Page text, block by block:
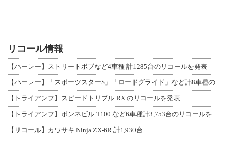
リコール情報
【ハーレー】ストリートボブなど4車種 計1285台のリコールを発表
【ハーレー】「スポーツスターS」「ロードグライド」など計8車種のリコールを発表
【トライアンフ】スピードトリプル RX のリコールを発表
【トライアンフ】ボンネビル T100 など6車種計3,753台のリコールを発表
【リコール】カワサキ Ninja ZX-6R 計1,930台